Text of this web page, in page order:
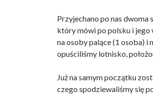
Przyjechano po nas dwoma
który mówi po polsku i jego
na osoby palące (1 osoba) i
opuściliśmy lotnisko,
Już na samym początku
czego spodziewaliśmy się